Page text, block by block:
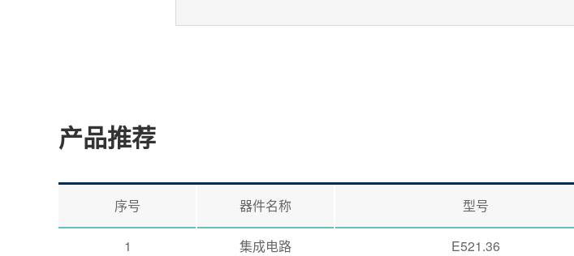
产品推荐
序号 器件名称 型号
1 集成电路 E521.36